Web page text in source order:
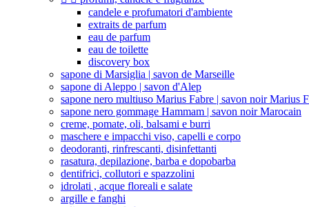
candele e profumatori d'ambiente
extraits de parfum
eau de parfum
eau de toilette
discovery box
sapone di Marsiglia | savon de Marseille
sapone di Aleppo | savon d'Alep
sapone nero multiuso Marius Fabre | savon noir Marius
sapone nero gommage Hammam | savon noir Marocain
creme, pomate, oli, balsami e burri
maschere e impacchi viso, capelli e corpo
deodoranti, rinfrescanti, disinfettanti
rasatura, depilazione, barba e dopobarba
dentifrici, collutori e spazzolini
idrolati , acque floreali e salate
argille e fanghi